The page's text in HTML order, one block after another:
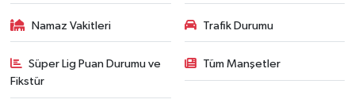
Namaz Vakitleri Trafik Durumu
Süper Lig Puan Durumu ve
Fikstür
Tüm Manşetler